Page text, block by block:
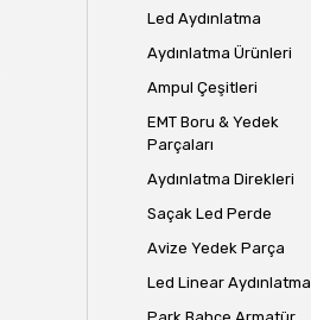
Led Aydınlatma
Aydınlatma Ürünleri
Ampul Çeşitleri
EMT Boru & Yedek
Parçaları
Aydınlatma Direkleri
Saçak Led Perde
Avize Yedek Parça
Led Linear Aydınlatma